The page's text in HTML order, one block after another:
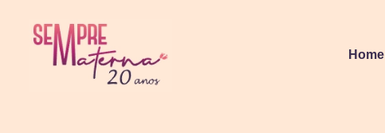
Home